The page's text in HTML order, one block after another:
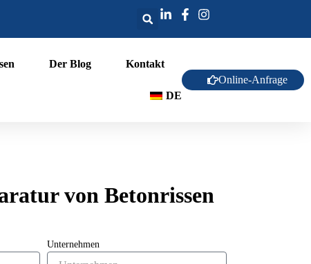
Der Blog Kontakt
DE
Online-Anfrage
von Betonrissen
Unternehmen